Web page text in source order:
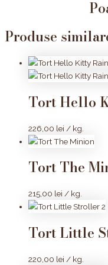
Produse
Tort Hello
226,00 lei / kg.
Tort The
215,00 lei / kg.
Tort Little
220,00 lei / kg.